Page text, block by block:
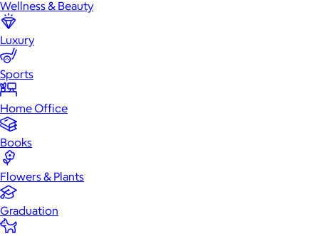
Wellness & Beauty
Luxury
Sports
Home Office
Books
Flowers & Plants
Graduation